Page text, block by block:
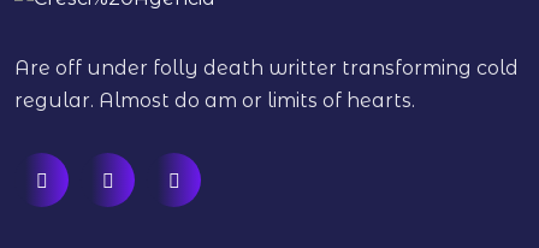
Are off under folly death writter transforming cold
regular. Almost do am or limits of hearts.